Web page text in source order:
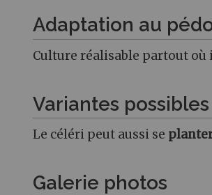
Adaptation au
Culture réalisable partout où
Variantes possibles
Le céléri peut aussi se
Galerie photos